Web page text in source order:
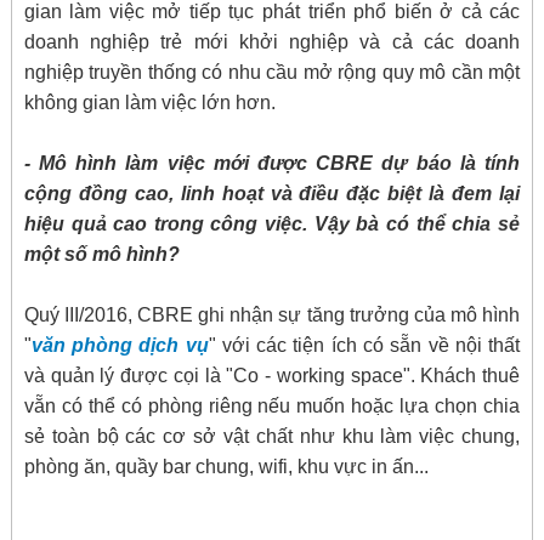
gian làm việc mở tiếp tục phát triển phổ biến ở cả các
doanh nghiệp trẻ mới khởi nghiệp và cả các doanh
nghiệp truyền thống có nhu cầu mở rộng quy mô cần một
không gian làm việc lớn hơn.
- Mô hình làm việc mới được CBRE dự báo là tính
cộng đồng cao, linh hoạt và điều đặc biệt là đem lại
hiệu quả cao trong công việc. Vậy bà có thể chia sẻ
một số mô hình?
Quý III/2016, CBRE ghi nhận sự tăng trưởng của mô hình
"văn phòng dịch vụ" với các tiện ích có sẵn về nội thất
và quản lý được cọi là "Co - working space". Khách thuê
vẵn có thể có phòng riêng nếu muốn hoặc lựa chọn chia
sẻ toàn bộ các cơ sở vật chất như khu làm việc chung,
phòng ăn, quầy bar chung, wifi, khu vực in ấn...